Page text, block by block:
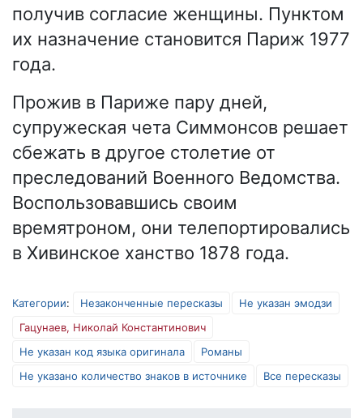
получив согласие женщины. Пунктом
их назначение становится Париж 1977
года.
Прожив в Париже пару дней,
супружеская чета Симмонсов решает
сбежать в другое столетие от
преследований Военного Ведомства.
Воспользовавшись своим
времятроном, они телепортировались
в Хивинское ханство 1878 года.
Категории: Незаконченные пересказы
Не указан эмодзи
Гацунаев, Николай Константинович
Не указан код языка оригинала
Романы
Не указано количество знаков в источнике
Все пересказы